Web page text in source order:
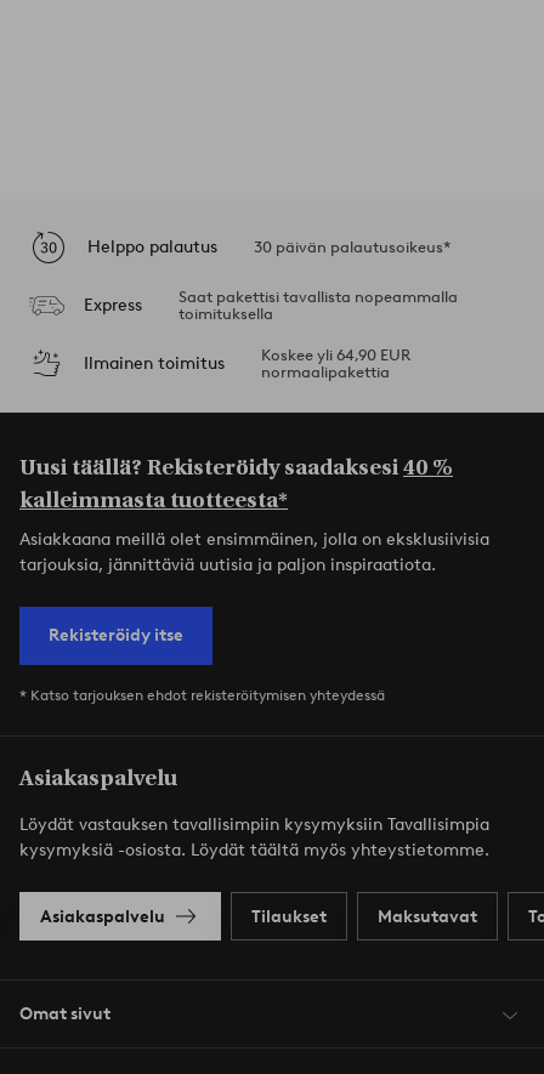
Helppo palautus 30 päivän palautusoikeus*
Express
Saat pakettisi tavallista nopeammalla
toimituksella
Ilmainen toimitus
Koskee yli 64,90 EUR
normaalipakettia
Uusi täällä? Rekisteröidy saadaksesi40 %
kalleimmasta tuotteesta*
Asiakkaana meillä olet ensimmäinen, jolla on eksklusiivisia
tarjouksia, jännittäviä uutisia ja paljon inspiraatiota.
Rekisteröidy itse
* Katso tarjouksen ehdot rekisteröitymisen yhteydessä
Asiakaspalvelu
Löydät vastauksen tavallisimpiin kysymyksiin Tavallisimpia
kysymyksiä -osiosta. Löydät täältä myös yhteystietomme.
Asiakaspalvelu Tilaukset Maksutavat
Omat sivut